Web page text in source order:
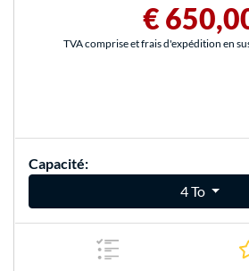
€
TVA comprise et frais d'expédition en
Capacité:
4 To